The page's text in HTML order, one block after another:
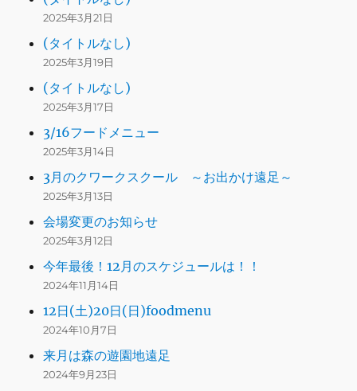
2025年3月21日
(タイトルなし)
2025年3月19日
(タイトルなし)
2025年3月17日
3/16フードメニュー
2025年3月14日
3月のクワークスクール ～お出かけ遠足～
2025年3月13日
会場変更のお知らせ
2025年3月12日
今年最後！12月のスケジュールは！！
2024年11月14日
12日(土)20日(日)foodmenu
2024年10月7日
来月は森の遊園地遠足
2024年9月23日